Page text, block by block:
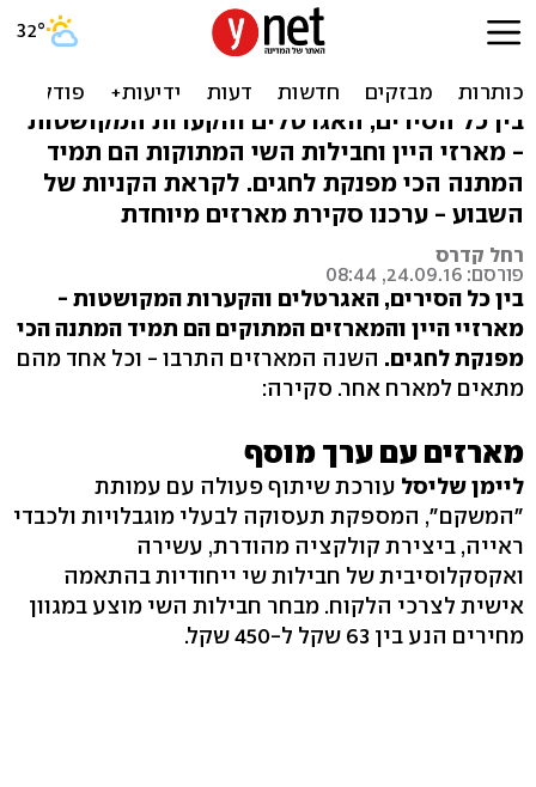
סקירה מתוקה: כל מארזי היין
והשוקולד לחג
בין כל הסירים, האגרטלים והקערות המקושטות
- מארזי היין וחבילות השי המתוקות הם תמיד
המתנה הכי מפנקת לחגים. לקראת הקניות של
השבוע - ערכנו סקירת מארזים מיוחדת
רחל קדרס
פורסם: 24.09.16, 08:44
בין כל הסירים, האגרטלים והקערות המקושטות -
מארזיי היין והמארזים המתוקים הם תמיד המתנה הכי
מפנקת לחגים. השנה המארזים התרבו - וכל אחד מהם
מתאים למארח אחר. סקירה:
מארזים עם ערך מוסף
ליימן שליסל עורכת שיתוף פעולה עם עמותת
"המשקם", המספקת תעסוקה לבעלי מוגבלויות ולכבדי
ראייה, ביצירת קולקציה מהודרת, עשירה
ואקסקלוסיבית של חבילות שי ייחודיות בהתאמה
אישית לצרכי הלקוח. מבחר חבילות השי מוצע במגוון
מחירים הנע בין 63 שקל ל-450 שקל.